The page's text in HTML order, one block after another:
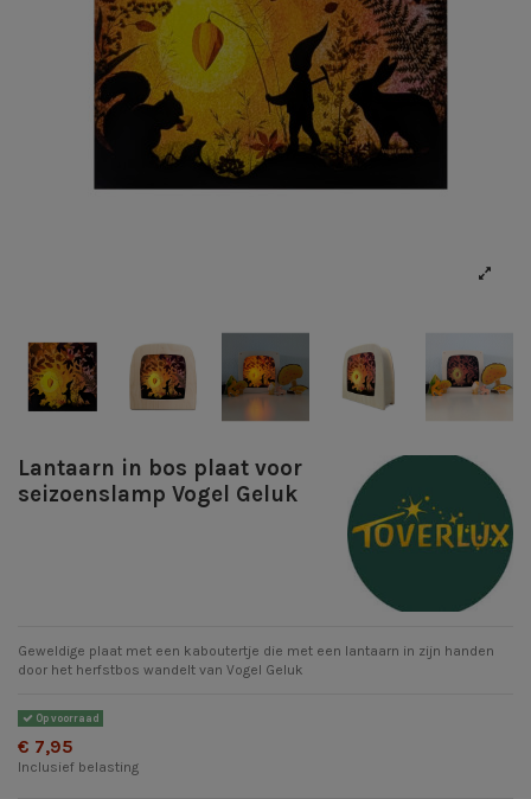
Lantaarn in bos plaat voor
seizoenslamp Vogel Geluk
Geweldige plaat met een kaboutertje die met een lantaarn in zijn handen
door het herfstbos wandelt van Vogel Geluk
Op voorraad
€ 7,95
Inclusief belasting